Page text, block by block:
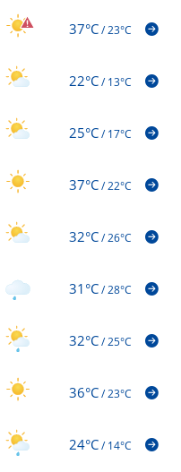
37°C/23°C
22°C/13°C
25°C/17°C
37°C/22°C
32°C/26°C
31°C/28°C
32°C/25°C
36°C/23°C
24°C/14°C